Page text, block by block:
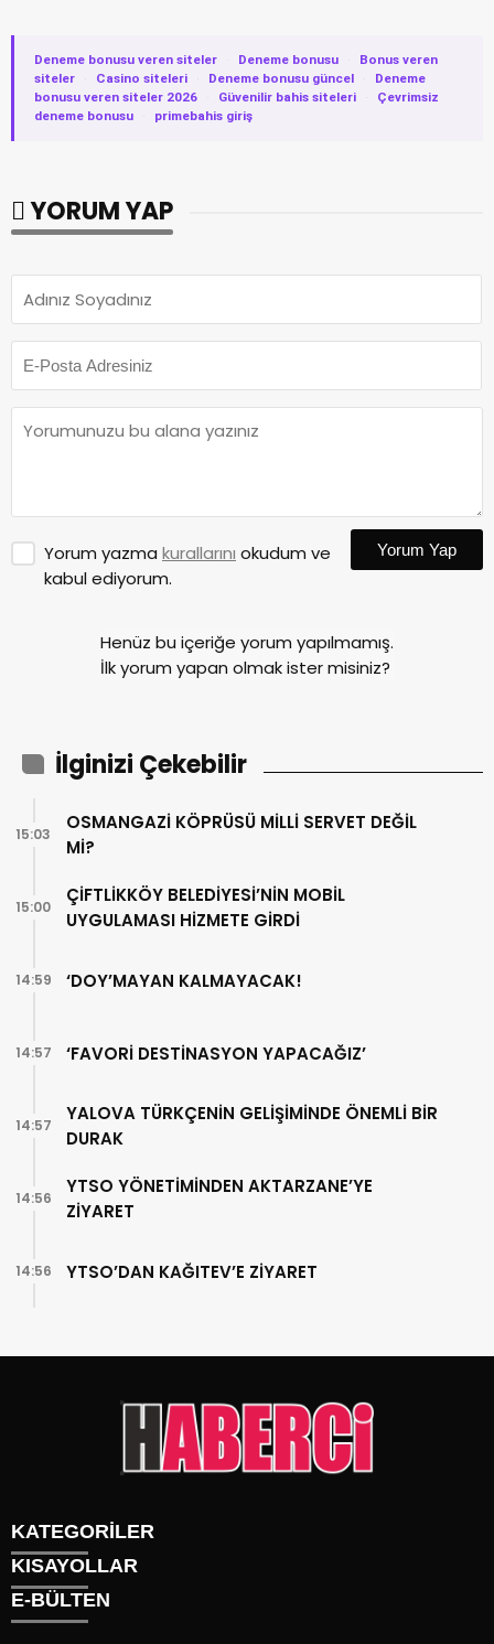
Deneme bonusu veren siteler · Deneme bonusu ·
Bonus veren
siteler
· Casino siteleri · Deneme bonusu güncel ·
Deneme
bonusu veren siteler 2026
· Güvenilir bahis siteleri ·
Çevrimsiz
deneme bonusu
· primebahis giriş
YORUM YAP
Yorum yazma kurallarını okudum ve
kabul ediyorum.
Yorum Yap
Henüz bu içeriğe yorum yapılmamış.
İlk yorum yapan olmak ister misiniz?
İlginizi Çekebilir
OSMANGAZİ KÖPRÜSÜ MİLLİ SERVET DEĞİL
Mİ?
15:03
ÇİFTLİKKÖY BELEDİYESİ’NİN MOBİL
UYGULAMASI HİZMETE GİRDİ
15:00
‘DOY’MAYAN KALMAYACAK!
14:59
‘FAVORİ DESTİNASYON YAPACAĞIZ’
14:57
YALOVA TÜRKÇENİN GELİŞİMİNDE ÖNEMLİ BİR
DURAK
14:57
YTSO YÖNETİMİNDEN AKTARZANE’YE
ZİYARET
14:56
YTSO’DAN KAĞITEV’E ZİYARET
14:56
KATEGORİLER
Gündem
Siyaset
KISAYOLLAR
Künye
E-BÜLTEN